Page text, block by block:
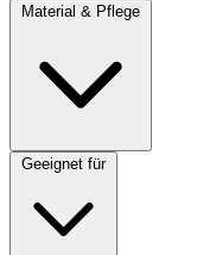
Material & Pflege
Geeignet für